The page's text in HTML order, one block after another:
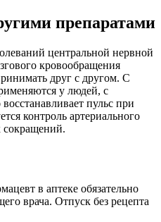
препаратами
центральной нервной
кровообращения
друг с другом. С
у людей, с
пульс при
контроль артериального
сокращений.
в аптеке обязательно
врача. Отпуск без рецепта